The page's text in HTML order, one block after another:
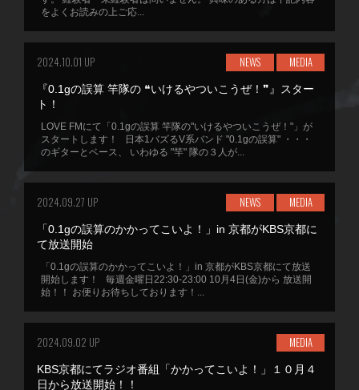
をよくお読みの上ご応...
2024.10.01 UP NEWS MEDIA
『0.1gの誤算 竿隊の ❝いけるやついこうぜ！❞』スター
ト！
LOVE FMにて「0.1gの誤算 竿隊の"いけるやついこうぜ！"」が
スタートします！ 日本1バズるV系バンド "0.1gの誤算" ・・・
のギターとベース、 いわゆる "竿" 隊の３人が...
2024.09.27 UP NEWS MEDIA
「0.1gの誤算のかかってこいよ！」in 京都がKBS京都に
て放送開始
「0.1gの誤算のかかってこいよ！」in 京都がKBS京都にて放送
開始します！ 毎週金曜日22:30-23:00 10月4日(金)から 放送開
始！！ お便りお待ちしております！...
2024.09.02 UP MEDIA
KBS京都にてラジオ番組「かかってこいよ！」１０月４
日から放送開始！！